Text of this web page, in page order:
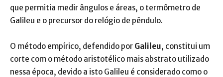
que permitia medir ângulos e áreas, o termômetro de
Galileu e o precursor do relógio de pêndulo.
O método empírico, defendido por Galileu, constitui um
corte com o método aristotélico mais abstrato utilizado
nessa época, devido a isto Galileu é considerado como o